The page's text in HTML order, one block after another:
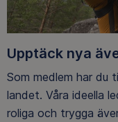
Upptäck nya
Som medlem har du
landet. Våra ideella
roliga och trygga